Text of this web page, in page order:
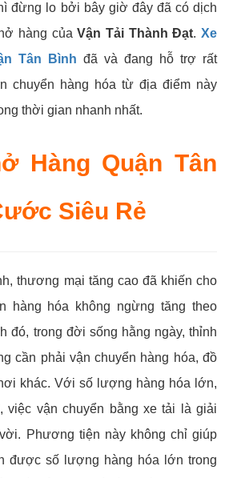
đừng lo bởi bây giờ đây đã có dịch
hàng củaVận Tải Thành Đạt.Xe
Tân Bình đã và đang hỗ trợ rất
chuyển hàng hóa từ địa điểm này
thời gian nhanh nhất.
Hàng Quận Tân
Siêu Rẻ
thương mại tăng cao đã khiến cho
hàng hóa không ngừng tăng theo
đó, trong đời sống hằng ngày, thỉnh
cần phải vận chuyển hàng hóa, đồ
khác. Với số lượng hàng hóa lớn,
việc vận chuyển bằng xe tải là giải
Phương tiện này không chỉ giúp
được số lượng hàng hóa lớn trong